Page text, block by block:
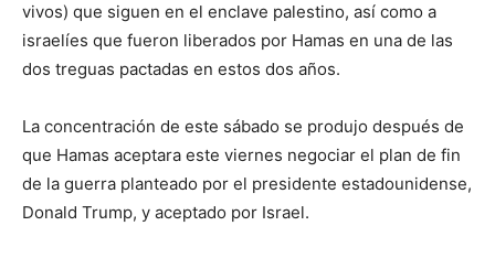
vivos) que siguen en el enclave palestino, así como a
israelíes que fueron liberados por Hamas en una de las
dos treguas pactadas en estos dos años.
La concentración de este sábado se produjo después de
que Hamas aceptara este viernes negociar el plan de fin
de la guerra planteado por el presidente estadounidense,
Donald Trump, y aceptado por Israel.